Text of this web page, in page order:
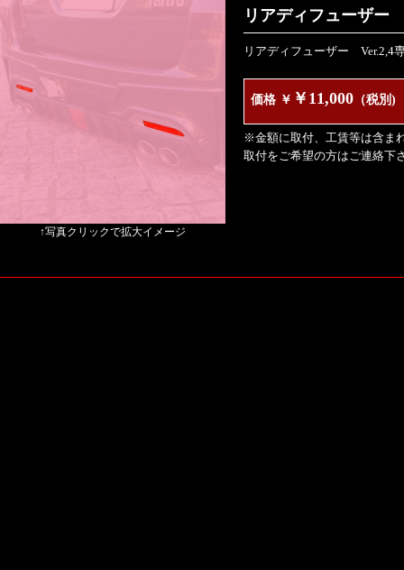
↑写真クリックで拡大イメージ
リアディフューザー
リアディフューザー Ver.2,4
価格 ￥ ￥11,000 （税別)
※金額に取付、工賃等は含ま
取付をご希望の方はご連絡下